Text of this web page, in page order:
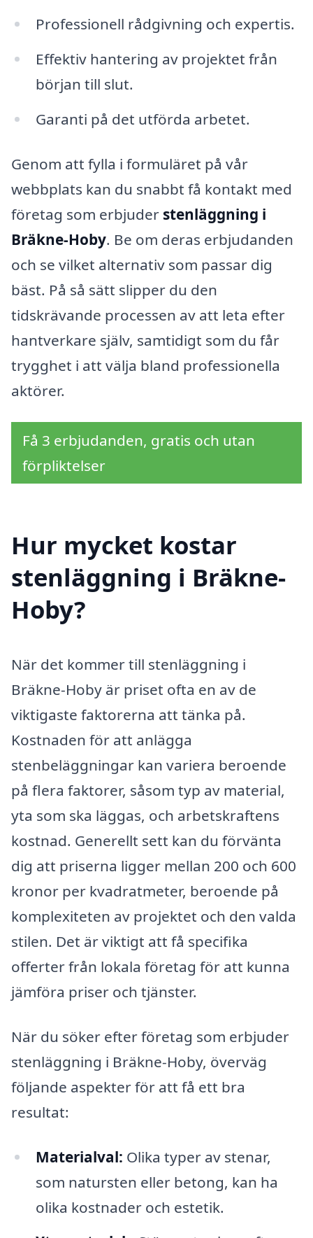
Professionell rådgivning och expertis.
Effektiv hantering av projektet från
början till slut.
Garanti på det utförda arbetet.
Genom att fylla i formuläret på vår
webbplats kan du snabbt få kontakt med
företag som erbjuder stenläggning i
Bräkne-Hoby. Be om deras erbjudanden
och se vilket alternativ som passar dig
bäst. På så sätt slipper du den
tidskrävande processen av att leta efter
hantverkare själv, samtidigt som du får
trygghet i att välja bland professionella
aktörer.
Få 3 erbjudanden, gratis och utan
förpliktelser
Hur mycket kostar
stenläggning i Bräkne-
Hoby?
När det kommer till stenläggning i
Bräkne-Hoby är priset ofta en av de
viktigaste faktorerna att tänka på.
Kostnaden för att anlägga
stenbeläggningar kan variera beroende
på flera faktorer, såsom typ av material,
yta som ska läggas, och arbetskraftens
kostnad. Generellt sett kan du förvänta
dig att priserna ligger mellan 200 och 600
kronor per kvadratmeter, beroende på
komplexiteten av projektet och den valda
stilen. Det är viktigt att få specifika
offerter från lokala företag för att kunna
jämföra priser och tjänster.
När du söker efter företag som erbjuder
stenläggning i Bräkne-Hoby, överväg
följande aspekter för att få ett bra
resultat:
Materialval: Olika typer av stenar,
som natursten eller betong, kan ha
olika kostnader och estetik.